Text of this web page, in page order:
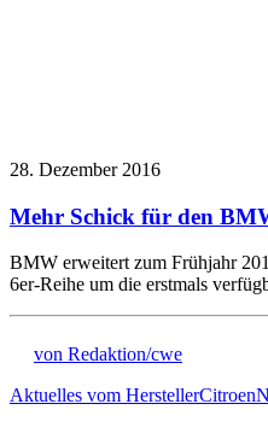
28. Dezember 2016
Mehr Schick für den
BMW erweitert zum Frühjahr
6er-Reihe um die erstmals
von Redaktion/cwe
Aktuelles vom HerstellerCitroen